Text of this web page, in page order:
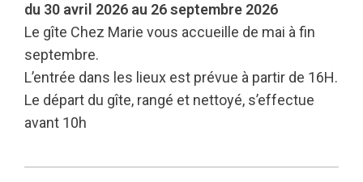
du 30 avril 2026 au 26 septembre 2026
Le gîte Chez Marie vous accueille de mai à fin
septembre.
L’entrée dans les lieux est prévue à partir de 16H.
Le départ du gîte, rangé et nettoyé, s’effectue
avant 10h